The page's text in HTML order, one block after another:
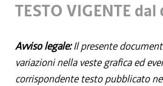
TESTO VIGENTE
Avviso legale:Il presente
variazioni nella veste grafica ed
corrispondente testo pubblicato